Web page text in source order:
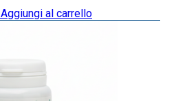
Aggiungi al carrello